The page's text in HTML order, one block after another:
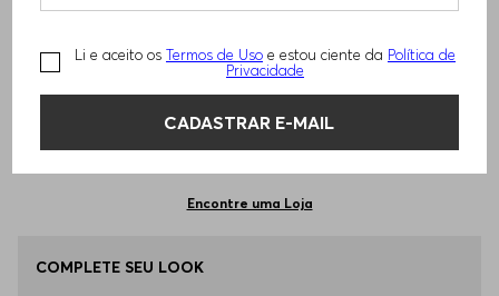
Li e aceito os Termos de Uso e estou ciente da Política de
Privacidade
CADASTRAR E-MAIL
TAMANHO -ÚNICO Informações do Tamanho
Qual o seu Tamanho? Tabela de Tamanhos
ADICIONAR AO CARRINHO
Encontre uma Loja
COMPLETE SEU LOOK